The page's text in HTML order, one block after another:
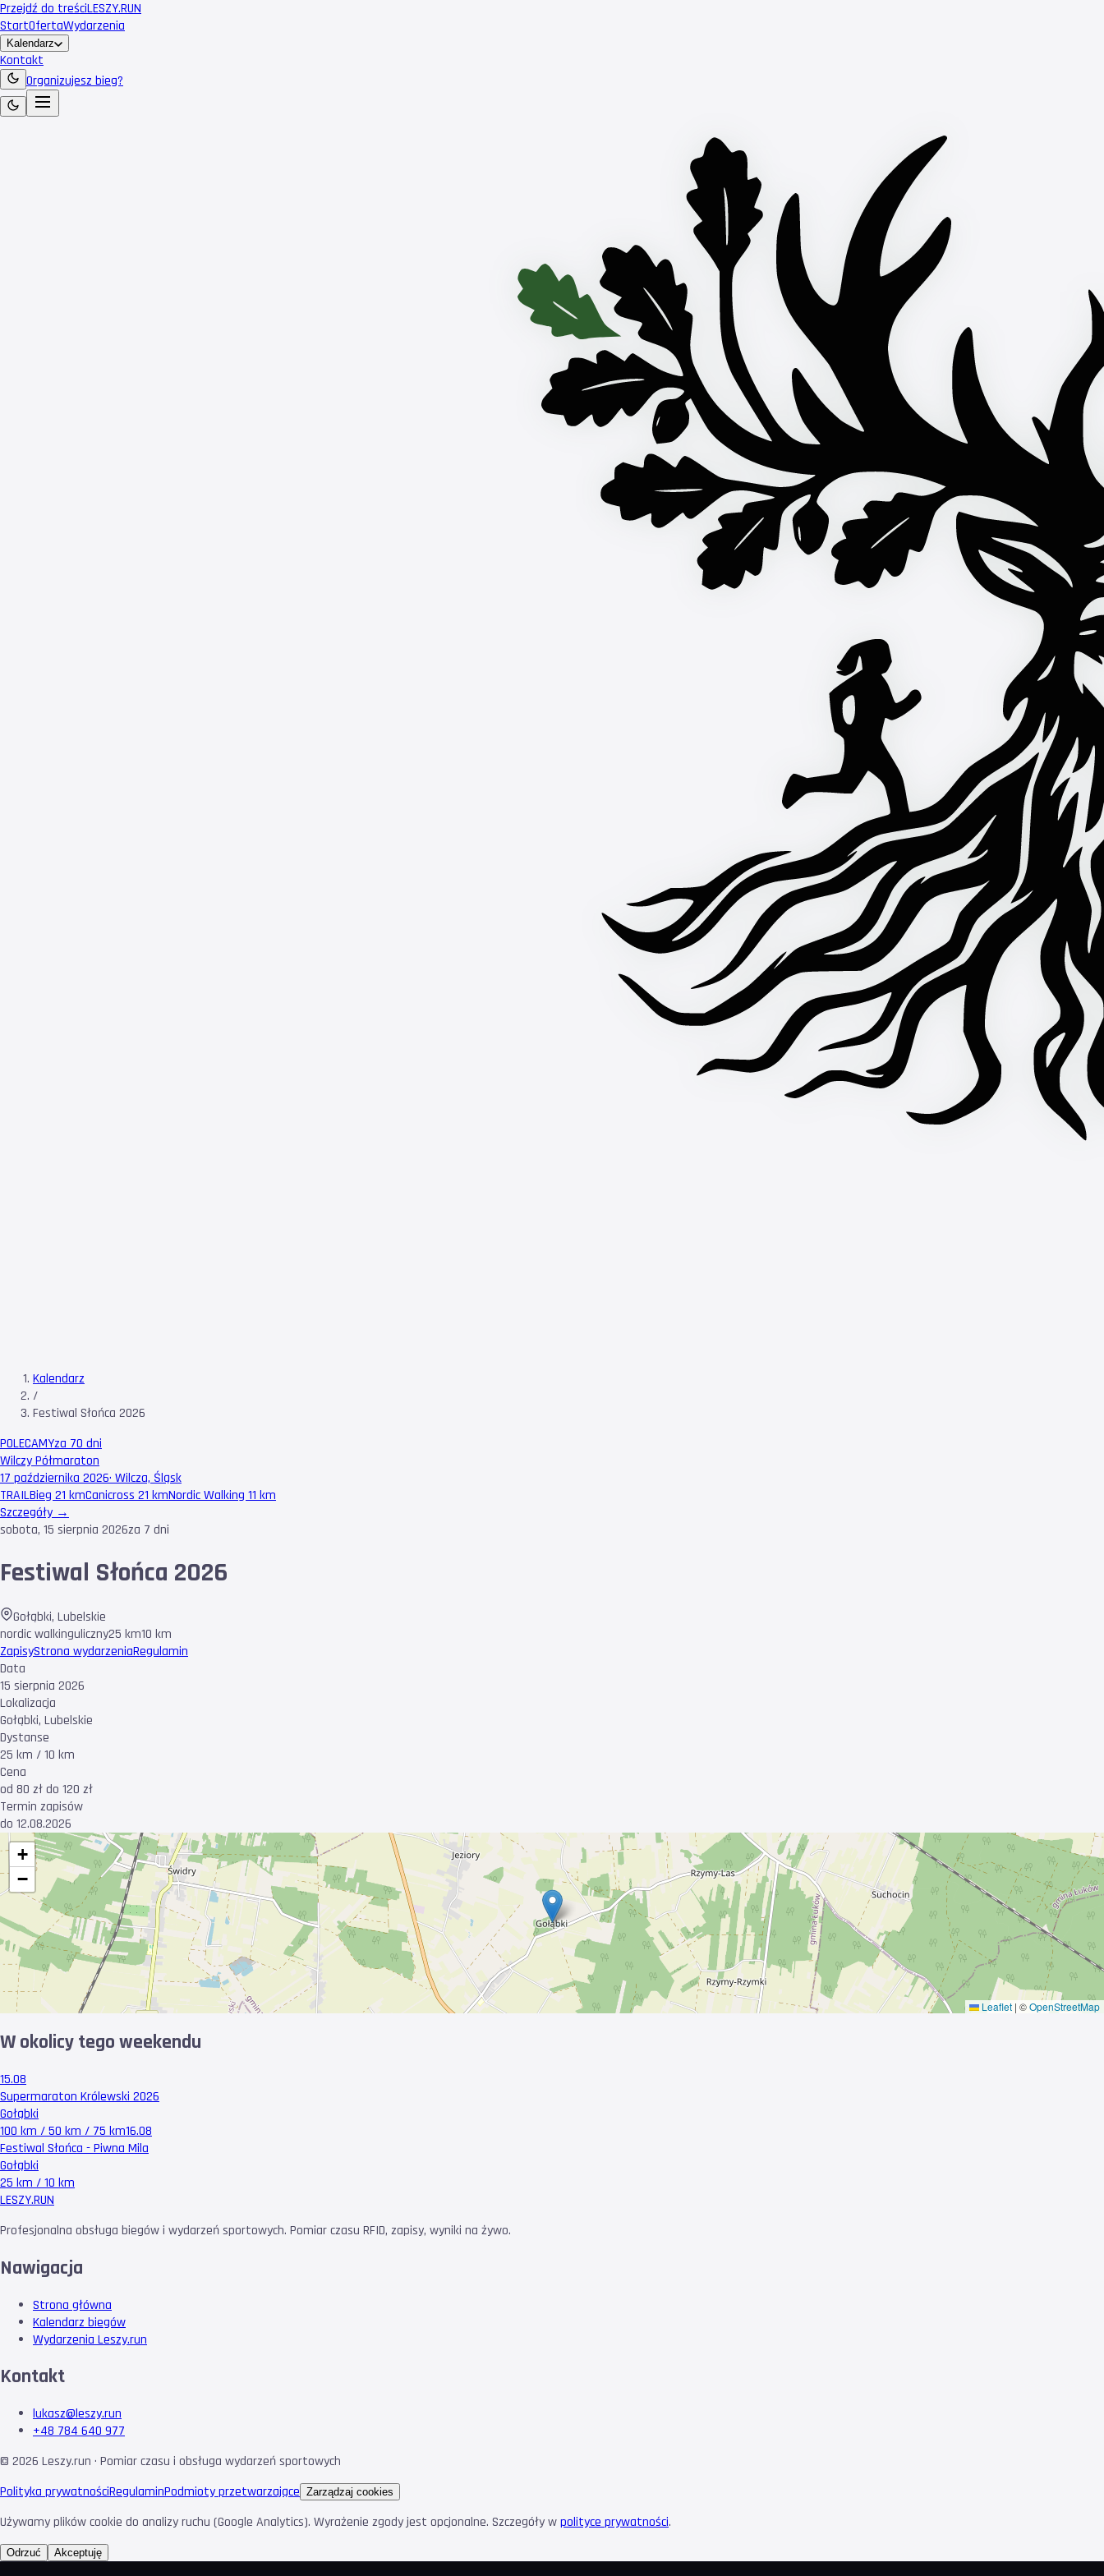
Przejdź do treściLESZY.RUN
StartOfertaWydarzenia
Kalendarz
Kontakt
Organizujesz bieg?
Kalendarz
/
Festiwal Słońca 2026
POLECAMYza 70 dni
Wilczy Półmaraton
17 października 2026· Wilcza, Śląsk
TRAILBieg 21 kmCanicross 21 kmNordic Walking 11 km
Szczegóły →
sobota, 15 sierpnia 2026za 7 dni
Festiwal Słońca 2026
Gołąbki, Lubelskie
nordic walkinguliczny25 km10 km
ZapisyStrona wydarzeniaRegulamin
Data
15 sierpnia 2026
Lokalizacja
Gołąbki, Lubelskie
Dystanse
25 km / 10 km
Cena
od 80 zł do 120 zł
Termin zapisów
do 12.08.2026
+
−
Leaflet | ©OpenStreetMap
W okolicy tego weekendu
15.08
Supermaraton Królewski 2026
Gołąbki
100 km / 50 km / 75 km16.08
Festiwal Słońca - Piwna Mila
Gołąbki
25 km / 10 km
LESZY.RUN
Profesjonalna obsługa biegów i wydarzeń sportowych. Pomiar czasu RFID, zapisy, wyniki na żywo.
Nawigacja
Strona główna
Kalendarz biegów
Wydarzenia Leszy.run
Kontakt
lukasz@leszy.run
+48 784 640 977
© 2026 Leszy.run · Pomiar czasu i obsługa wydarzeń sportowych
Polityka prywatnościRegulaminPodmioty przetwarzające Zarządzaj cookies
Używamy plików cookie do analizy ruchu (Google Analytics). Wyrażenie zgody jest opcjonalne. Szczegóły wpolityce prywatności.
Odrzuć Akceptuję